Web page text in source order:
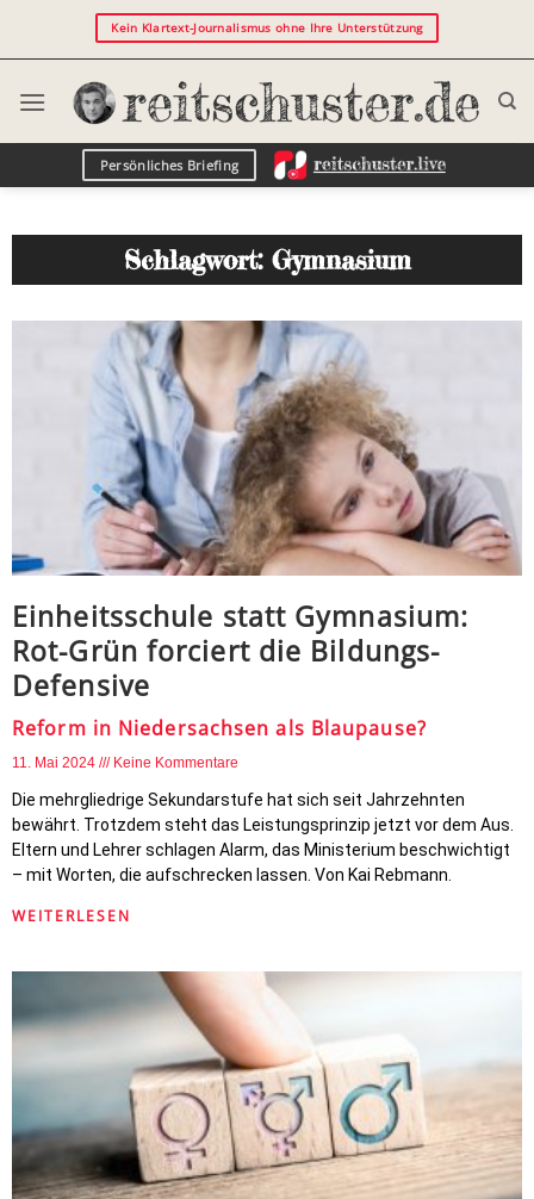
Kein Klartext-Journalismus ohne Ihre Unterstützung
Persönliches Briefing
Schlagwort: Gymnasium
Einheitsschule statt Gymnasium:
Rot-Grün forciert die Bildungs-
Defensive
Reform in Niedersachsen als Blaupause?
11. Mai 2024 Keine Kommentare
Die mehrgliedrige Sekundarstufe hat sich seit Jahrzehnten
bewährt. Trotzdem steht das Leistungsprinzip jetzt vor dem Aus.
Eltern und Lehrer schlagen Alarm, das Ministerium beschwichtigt
– mit Worten, die aufschrecken lassen. Von Kai Rebmann.
WEITERLESEN